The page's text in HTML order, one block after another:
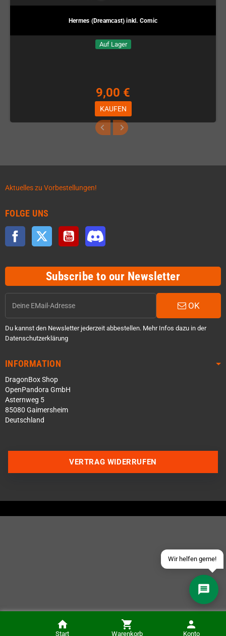
Hermes (Dreamcast) inkl. Comic
Auf Lager
9,00 €
KAUFEN
Intrepid Izzy (Dreamcast)
Aktuelles zu Vorbestellungen!
FOLGE UNS
Facebook Twitter YouTube
Subscribe to our Newsletter
OK
Du kannst den Newsletter jederzeit abbestellen. Mehr Infos dazu in der
Datenschutzerklärung
INFORMATION
DragonBox Shop
OpenPandora GmbH
Asternweg 5
85080 Gaimersheim
Deutschland
Start Warenkorb Konto
Wir helfen gerne!
Über WhatsApp schreiben
Schick uns eine eMail
VERTRAG WIDERRUFEN